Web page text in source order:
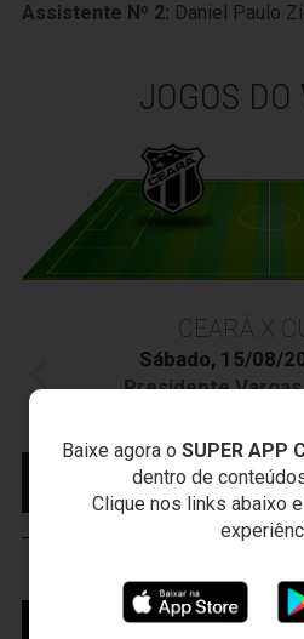
Baixe agora o SUPER APP
dentro de
Clique nos links abaixo
Assistente Nº 2: Daniel Paulo
JOGOS DO
CEARÁ X
Sábado, 15/08/
Presidente
Campeonato Brasileiro •
MAIS INFORMAÇÕES
VOZÃO